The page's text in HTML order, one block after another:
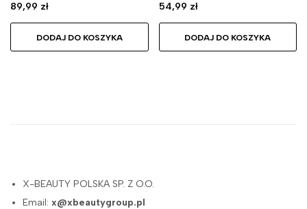
89,99 zł
DODAJ DO KOSZYKA
54,99 zł
DODAJ DO KOSZYKA
X-BEAUTY POLSKA SP. Z O.O.
Email:x@xbeautygroup.pl